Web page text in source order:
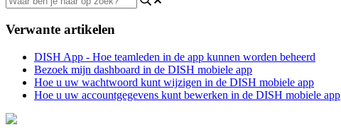
Verwante artikelen
DISH App - Hoe teamleden in de app kunnen worden beheerd
Bezoek mijn dashboard in de DISH mobiele app
Hoe u uw wachtwoord kunt wijzigen in de DISH mobiele app
Hoe u uw accountgegevens kunt bewerken in de DISH mobiele app